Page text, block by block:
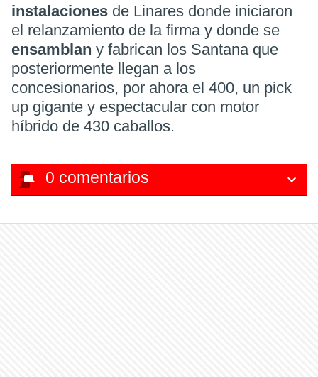
instalaciones de Linares donde iniciaron
el relanzamiento de la firma y donde se
ensamblan y fabrican los Santana que
posteriormente llegan a los
concesionarios, por ahora el 400, un pick
up gigante y espectacular con motor
híbrido de 430 caballos.
0 comentarios